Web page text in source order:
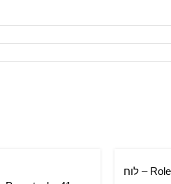
Rolex Oyster Perpetual – 31 mm – לוח